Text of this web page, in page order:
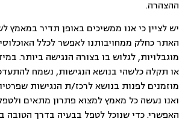
ההצהרה.
יש לציין כי אנו ממשיכים באופן תדיר במאמץ
האתר כחלק ממחויבותנו לאפשר לכלל
מוגבלויות, לגלוש בו בצורה הנגישה ביותר.
או תקלה כלשהי בנושא הנגישות, נשמח
מוזמנים לפנות בנושא לרכז/ת הנגישות
ואנו נעשה כל מאמץ למצוא פתרון מתאים
האפשרי. כדי שנוכל לטפל בבעיה בדרך הטובה